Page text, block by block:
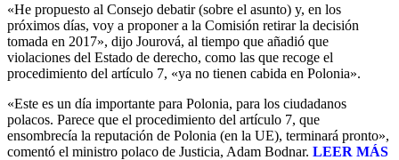
«He propuesto al Consejo debatir (sobre el asunto) y, en los
próximos días, voy a proponer a la Comisión retirar la decisión
tomada en 2017», dijo Jourová, al tiempo que añadió que
violaciones del Estado de derecho, como las que recoge el
procedimiento del artículo 7, «ya no tienen cabida en Polonia».
«Este es un día importante para Polonia, para los ciudadanos
polacos. Parece que el procedimiento del artículo 7, que
ensombrecía la reputación de Polonia (en la UE), terminará pronto»,
comentó el ministro polaco de Justicia, Adam Bodnar. LEER MÁS